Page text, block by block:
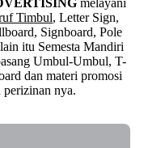
Timbul, Letter Sign,
Signboard, Pole
itu Semesta Mandiri
Umbul-Umbul, T-
dan materi promosi
nya.